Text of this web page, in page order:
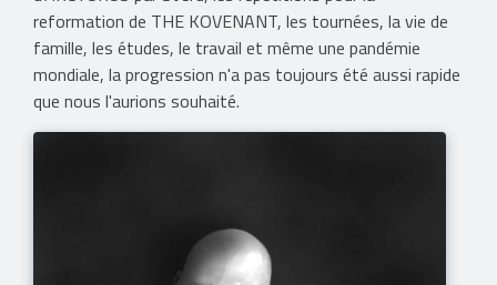
reformation de THE KOVENANT, les tournées, la vie de
famille, les études, le travail et même une pandémie
mondiale, la progression n'a pas toujours été aussi rapide
que nous l'aurions souhaité.